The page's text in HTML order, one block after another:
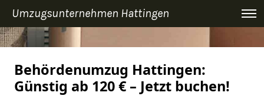
Umzugsunternehmen Hattingen
Behördenumzug Hattingen:
Günstig ab 120 € – Jetzt buchen!